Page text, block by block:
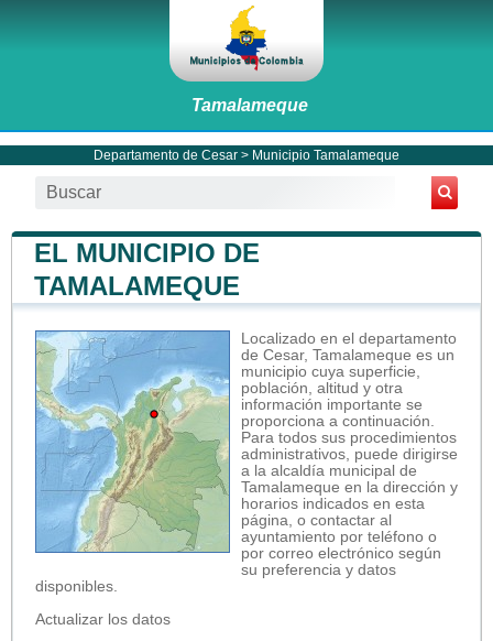
Tamalameque
Departamento de Cesar > Municipio Tamalameque
EL MUNICIPIO DE
TAMALAMEQUE
Localizado en el departamento
de Cesar, Tamalameque es un
municipio cuya superficie,
población, altitud y otra
información importante se
proporciona a continuación.
Para todos sus procedimientos
administrativos, puede dirigirse
a la alcaldía municipal de
Tamalameque en la dirección y
horarios indicados en esta
página, o contactar al
ayuntamiento por teléfono o
por correo electrónico según
su preferencia y datos
disponibles.
Actualizar los datos